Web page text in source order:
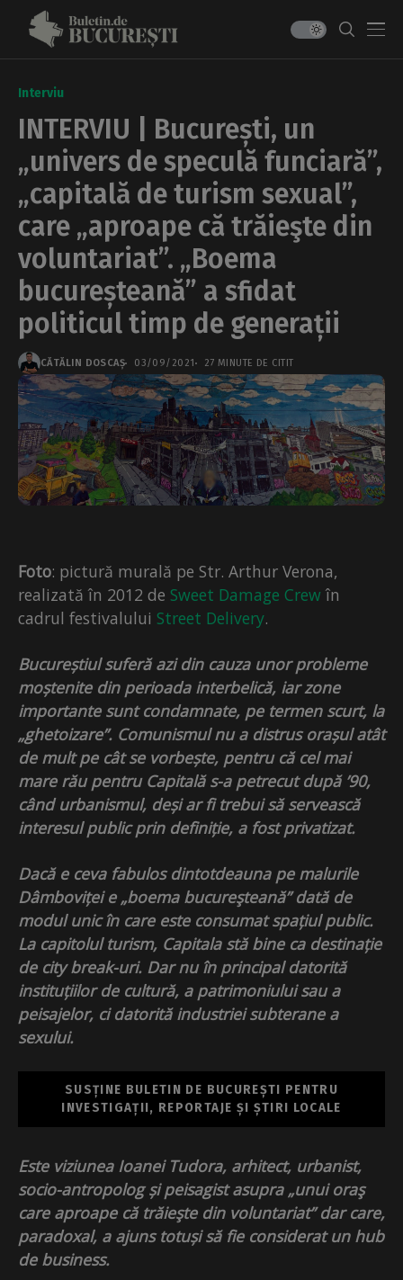
Interviu
INTERVIU | București, un
„univers de speculă funciară”,
„capitală de turism sexual”,
care „aproape că trăieşte din
voluntariat”. „Boema
bucureșteană” a sfidat
politicul timp de generații
CĂTĂLIN DOSCAȘ 03/09/2021 27 MINUTE DE CITIT
Foto: pictură murală pe Str. Arthur Verona,
realizată în 2012 de Sweet Damage Crew în
cadrul festivalului Street Delivery.
Bucureștiul suferă azi din cauza unor probleme
moștenite din perioada interbelică, iar zone
importante sunt condamnate, pe termen scurt, la
„ghetoizare”. Comunismul nu a distrus orașul atât
de mult pe cât se vorbește, pentru că cel mai
mare rău pentru Capitală s-a petrecut după ’90,
când urbanismul, deși ar fi trebui să servească
interesul public prin definiție, a fost privatizat.
Dacă e ceva fabulos dintotdeauna pe malurile
Dâmboviței e „boema bucureşteană” dată de
modul unic în care este consumat spațiul public.
La capitolul turism, Capitala stă bine ca destinație
de city break-uri. Dar nu în principal datorită
instituțiilor de cultură, a patrimoniului sau a
peisajelor, ci datorită industriei subterane a
sexului.
SUSȚINE BULETIN DE BUCUREȘTI PENTRU
INVESTIGAȚII, REPORTAJE ȘI ȘTIRI LOCALE
Este viziunea Ioanei Tudora, arhitect, urbanist,
socio-antropolog și peisagist asupra „unui oraş
care aproape că trăieşte din voluntariat” dar care,
paradoxal, a ajuns totuși să fie considerat un hub
de business.